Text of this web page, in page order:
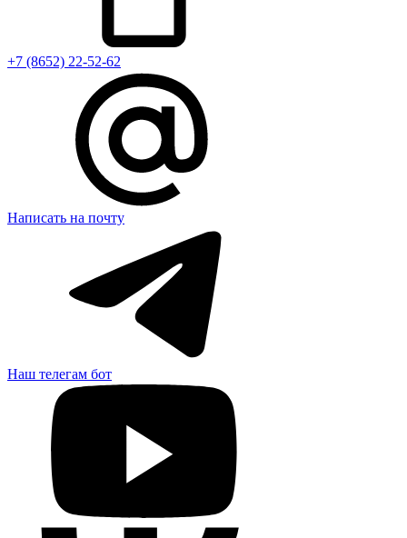
+7 (8652) 22-52-62
Написать на почту
Наш телегам бот